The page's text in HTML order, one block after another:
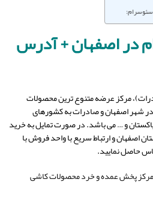
در اصفهان + آدرس
مرکز عرضه متنوع ترین محصولات
شهر اصفهان و صادرات به کشورهای
و … می باشد. در صورت تمایل به خرید
اصفهان و ارتباط سریع با واحد فروش با
حاصل نمایید.
مرکز پخش عمده و خرد محصولات کاشی